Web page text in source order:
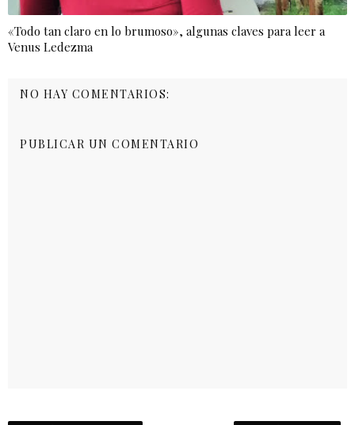
«Todo tan claro en lo brumoso», algunas claves para leer a
Venus Ledezma
NO HAY COMENTARIOS:
PUBLICAR UN COMENTARIO